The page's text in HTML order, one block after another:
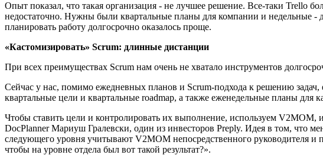
Опыт показал, что такая организация - не лучшее решение. Все-таки Trello
недостаточно. Нужны были квартальные планы для компании и недельные
планировать работу долгосрочно оказалось проще.
«Кастомизировать» Scrum: длинные дистанции
При всех преимуществах Scrum нам очень не хватало инструментов
Сейчас у нас, помимо ежедневных планов и Scrum-подхода к решению
квартальные цели и квартальные roadmap, а также еженедельные планы для
Чтобы ставить цели и контролировать их выполнение, используем V2MOM,
DocPlanner Мариуш Гралевски, один из инвесторов Preply. Идея в том, что
следующего уровня учитывают V2MOM непосредственного руководителя и
чтобы на уровне отдела был вот такой результат?».